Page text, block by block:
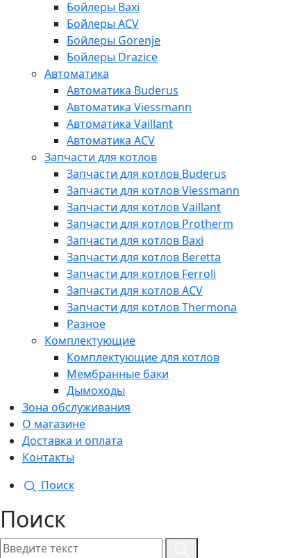
Бойлеры Baxi
Бойлеры ACV
Бойлеры Gorenje
Бойлеры Drazice
Автоматика
Автоматика Buderus
Автоматика Viessmann
Автоматика Vaillant
Автоматика ACV
Запчасти для котлов
Запчасти для котлов Buderus
Запчасти для котлов Viessmann
Запчасти для котлов Vaillant
Запчасти для котлов Protherm
Запчасти для котлов Baxi
Запчасти для котлов Beretta
Запчасти для котлов Ferroli
Запчасти для котлов ACV
Запчасти для котлов Thermona
Разное
Комплектующие
Комплектующие для котлов
Мембранные баки
Дымоходы
Зона обслуживания
О магазине
Доставка и оплата
Контакты
Поиск
Поиск